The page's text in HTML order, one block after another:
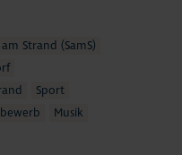
am Strand (SamS)
Sport
Musik